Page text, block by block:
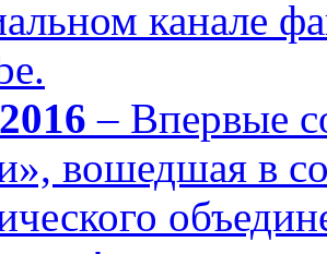
канале
– Впервые
вошедшая в